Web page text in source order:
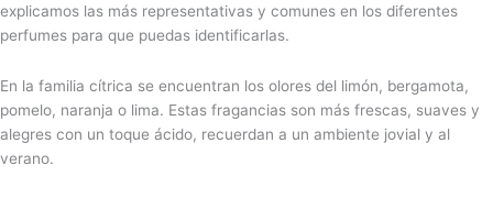
explicamos las más representativas y comunes en los diferentes
perfumes para que puedas identificarlas.
En la familia cítrica se encuentran los olores del limón, bergamota,
pomelo, naranja o lima. Estas fragancias son más frescas, suaves y
alegres con un toque ácido, recuerdan a un ambiente jovial y al
verano.